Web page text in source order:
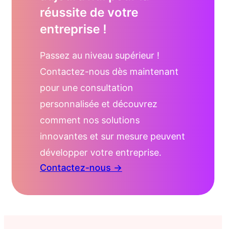
réussite de votre
entreprise !
Passez au niveau supérieur !
Contactez-nous dès maintenant
pour une consultation
personnalisée et découvrez
comment nos solutions
innovantes et sur mesure peuvent
développer votre entreprise.
Contactez-nous →